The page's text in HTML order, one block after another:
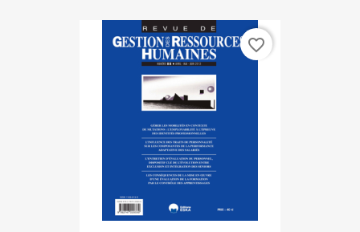
favorite_border